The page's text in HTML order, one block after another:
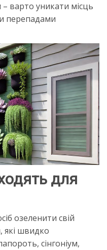
варто уникати місць
перепадами
для
озеленити свій
які швидко
сінгоніум,